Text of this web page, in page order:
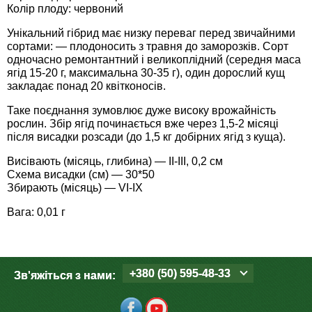
Колір плоду: червоний
Унікальний гібрид має низку переваг перед звичайними
сортами: — плодоносить з травня до заморозків. Сорт
одночасно ремонтантний і великоплідний (середня маса
ягід 15-20 г, максимальна 30-35 г), один дорослий кущ
закладає понад 20 квітконосів.
Таке поєднання зумовлює дуже високу врожайність
рослин. Збір ягід починається вже через 1,5-2 місяці
після висадки розсади (до 1,5 кг добірних ягід з куща).
Висівають (місяць, глибина) — II-III, 0,2 см
Схема висадки (см) — 30*50
Збирають (місяць) — VI-IX
Вага: 0,01 г
Зв'яжіться з нами: +380 (50) 595-48-33
Семена сидератов
Семена табака
Семена томатов
Семена газонной травы
Семена укропа
Семена фасоли
Семена цветов
Средства защиты от мух
Средства защиты от моли
Средства защиты от капустницы
Средства защиты от кротов
Препараты для септиков, выгребных ям и
Средства защиты растений